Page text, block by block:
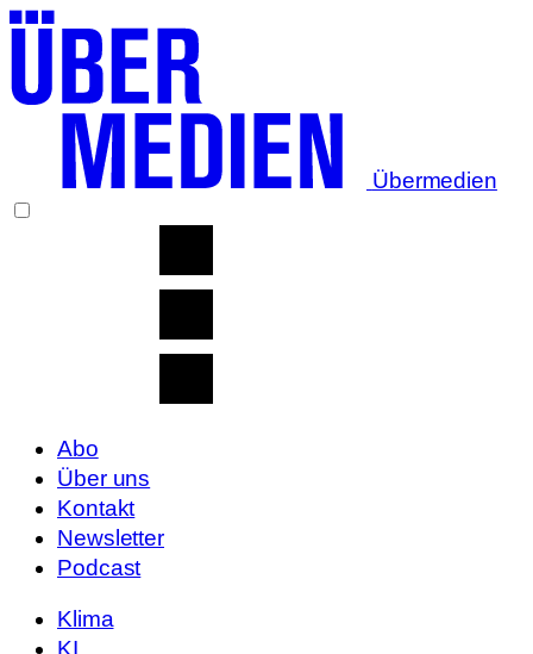
Übermedien
Abo
Über uns
Kontakt
Newsletter
Podcast
Klima
KI